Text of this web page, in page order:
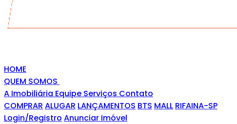
HOME
QUEM SOMOS
A Imobiliária Equipe Serviços Contato
COMPRAR ALUGAR LANÇAMENTOS BTS MALL RIFAINA-SP
Login/Registro Anunciar Imóvel